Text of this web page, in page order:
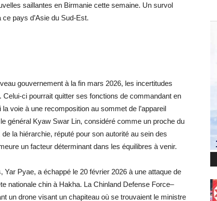
saillantes en Birmanie cette semaine. Un survol
pays d’Asie du Sud-Est.
gouvernement à la fin mars 2026, les incertitudes
Celui-ci pourrait quitter ses fonctions de commandant en
voie à une recomposition au sommet de l’appareil
général Kyaw Swar Lin, considéré comme un proche du
la hiérarchie, réputé pour son autorité au sein des
un facteur déterminant dans les équilibres à venir.
Pyae, a échappé le 20 février 2026 à une attaque de
nationale chin à Hakha. La Chinland Defense Force–
un drone visant un chapiteau où se trouvaient le ministre